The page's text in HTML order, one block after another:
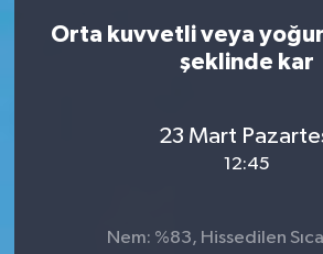
Orta kuvvetli veya
şeklinde kar
23 Mart
12:45
Nem: %83, Hissedilen